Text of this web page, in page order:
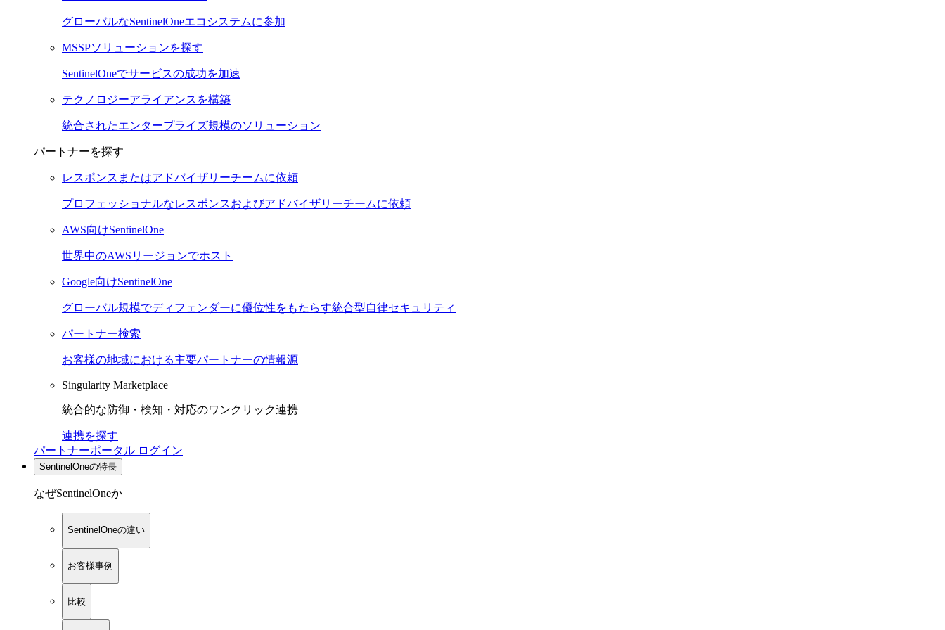
グローバルなSentinelOneエコシステムに参加
MSSPソリューションを探す
SentinelOneでサービスの成功を加速
テクノロジーアライアンスを構築
統合されたエンタープライズ規模のソリューション
パートナーを探す
レスポンスまたはアドバイザリーチームに依頼
プロフェッショナルなレスポンスおよびアドバイザリーチームに依頼
AWS向けSentinelOne
世界中のAWSリージョンでホスト
Google向けSentinelOne
グローバル規模でディフェンダーに優位性をもたらす統合型自律セキュリティ
パートナー検索
お客様の地域における主要パートナーの情報源
Singularity Marketplace
統合的な防御・検知・対応のワンクリック連携
連携を探す
パートナーポータル ログイン
SentinelOneの特長
なぜSentinelOneか
SentinelOneの違い
お客様事例
比較